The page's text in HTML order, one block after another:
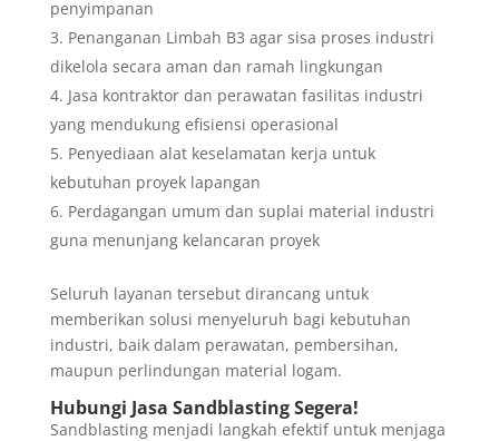
penyimpanan
Penanganan Limbah B3 agar sisa proses industri
dikelola secara aman dan ramah lingkungan
Jasa kontraktor dan perawatan fasilitas industri
yang mendukung efisiensi operasional
Penyediaan alat keselamatan kerja untuk
kebutuhan proyek lapangan
Perdagangan umum dan suplai material industri
guna menunjang kelancaran proyek
Seluruh layanan tersebut dirancang untuk
memberikan solusi menyeluruh bagi kebutuhan
industri, baik dalam perawatan, pembersihan,
maupun perlindungan material logam.
Hubungi Jasa Sandblasting Segera!
Sandblasting menjadi langkah efektif untuk menjaga